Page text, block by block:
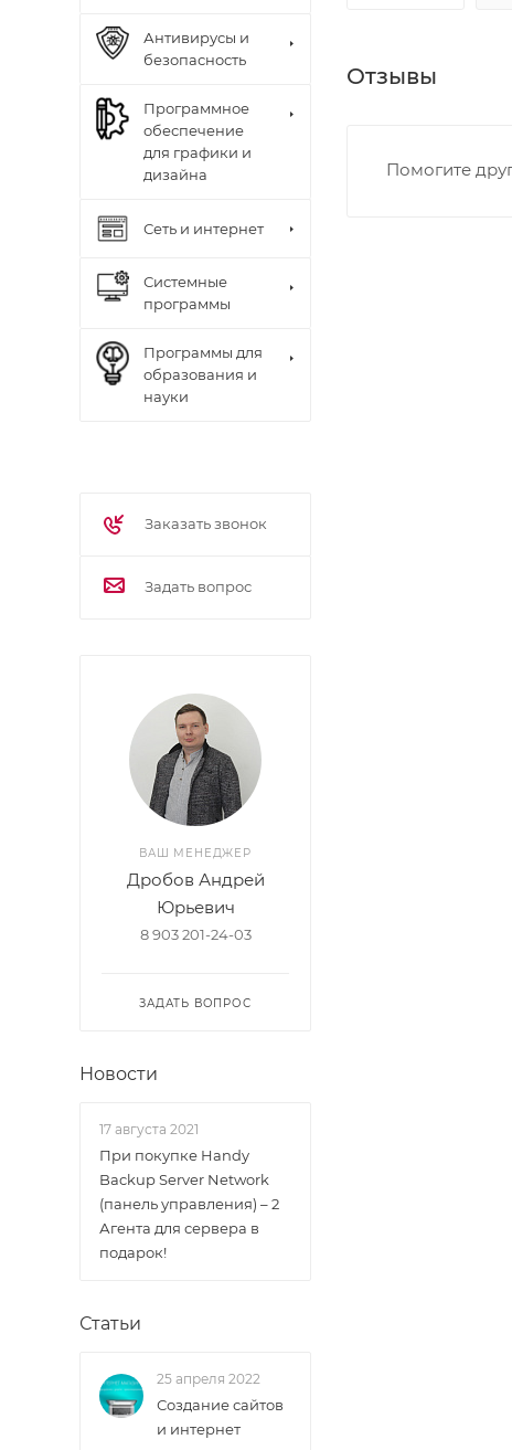
Отзывы
Помогите
Антивирусы и
безопасность
Программное
обеспечение
для графики и
дизайна
Сеть и интернет
Системные
программы
Программы для
образования и
науки
Заказать звонок
Задать вопрос
ВАШ МЕНЕДЖЕР
Дробов Андрей
Юрьевич
8 903 201-24-03
ЗАДАТЬ ВОПРОС
Новости
17 августа 2021
При покупке Handy
Backup Server Network
(панель управления) – 2
Агента для сервера в
подарок!
Статьи
25 апреля 2022
Создание сайтов
и интернет